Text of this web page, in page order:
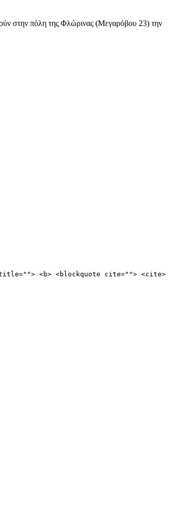
στην πόλη της Φλώρινας (Μεγαρόβου 23) την
<b> <blockquote cite=""> <cite>